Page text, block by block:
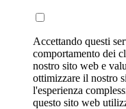
Accettando questi
comportamento dei
nostro sito web e
ottimizzare il nostro
l'esperienza
questo sito web